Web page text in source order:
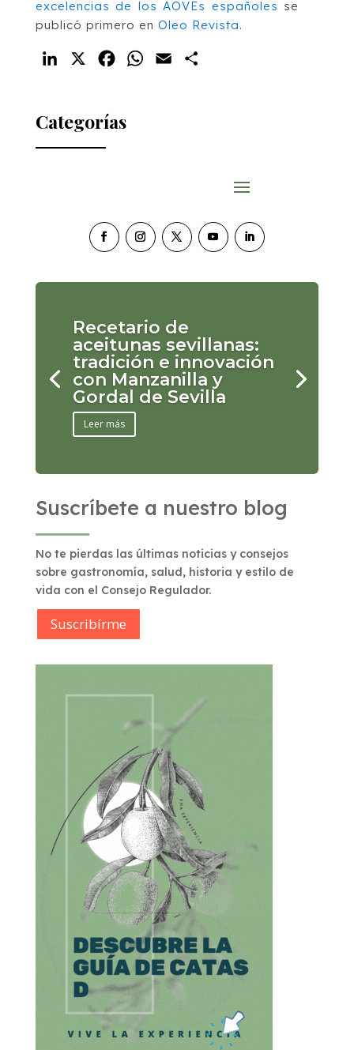
excelencias de los AOVEs españoles se
publicó primero en Oleo Revista.
LinkedIn FacebookWhatsApp
Email
Categorías
Recetario de
aceitunas sevillanas:
tradición e innovación
con Manzanilla y
Gordal de Sevilla
Leer más
Suscríbete a nuestro blog
No te pierdas las últimas noticias y consejos
sobre gastronomía, salud, historia y estilo de
vida con el Consejo Regulador.
Suscribírme